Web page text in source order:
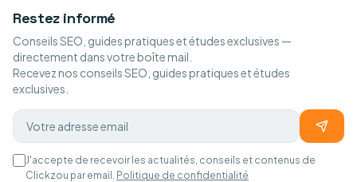
Restez informé
Conseils SEO, guides pratiques et études exclusives —
directement dans votre boîte mail.
Recevez nos conseils SEO, guides pratiques et études
exclusives.
J'accepte de recevoir les actualités, conseils et contenus de
Clickzou par email. Politique de confidentialité